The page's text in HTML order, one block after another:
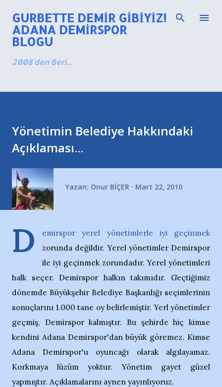
Ana içeriğe atla
GURBETTE DEMIR GIBIYIZ!
ADANA DEMIRSPOR
BLOGU
2008'den Beri...
Yönetimin Belediye Hakkındaki
Açıklaması...
Yazan: Onur BİÇER Mart 22, 2010
D
emirspor yerel yönetimlerle iyi geçinmek
zorunda değildir. Yerel yönetimler Demirspor
ile iyi geçinmek zorundadır. Yerel yönetimleri
halk seçer. Demirspor halkın takımıdır. Geçtiğimiz
dönemde Büyükşehir Belediye Başkanlığı seçimlerinin
sonuçlarını 1.000 tane oy belirlemiştir. Yerl yönetimler
geçmiş, Demirspor kalmıştır. Bu şehirde hiç kimse
kendini Adana Demirspor'dan büyük göremez. Kimse
Adana Demirspor'u oyuncağı olarak algılayamaz.
Korkmaya lüzüm yoktur. Yönetim gayet güzel
yapmıştır. Açıklamalarını aynen yayınlıyoruz.